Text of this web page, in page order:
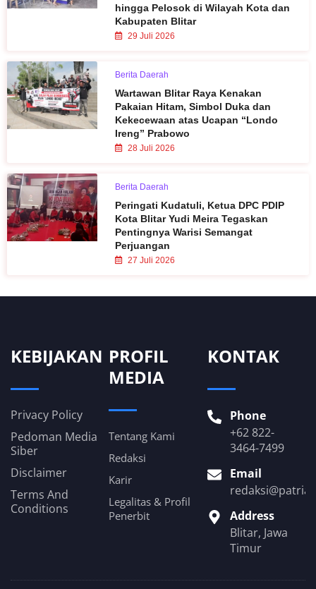
hingga Pelosok di Wilayah Kota dan
Kabupaten Blitar
29 Juli 2026
Berita Daerah
Wartawan Blitar Raya Kenakan
Pakaian Hitam, Simbol Duka dan
Kekecewaan atas Ucapan “Londo
Ireng” Prabowo
28 Juli 2026
Berita Daerah
Peringati Kudatuli, Ketua DPC PDIP
Kota Blitar Yudi Meira Tegaskan
Pentingnya Warisi Semangat
Perjuangan
27 Juli 2026
KEBIJAKAN
Privacy Policy
Pedoman Media
Siber
Disclaimer
Terms And
Conditions
PROFIL
MEDIA
Tentang Kami
Redaksi
Karir
Legalitas & Profil
Penerbit
KONTAK
Phone
+62 822-
3464-7499
Email
Address
Blitar, Jawa
Timur